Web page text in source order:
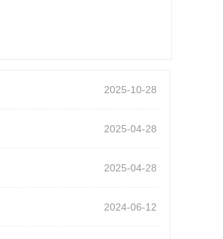
2025-10-28
2025-04-28
2025-04-28
2024-06-12